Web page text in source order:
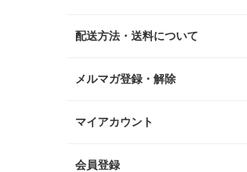
配送方法・送料について
メルマガ登録・解除
マイアカウント
会員登録